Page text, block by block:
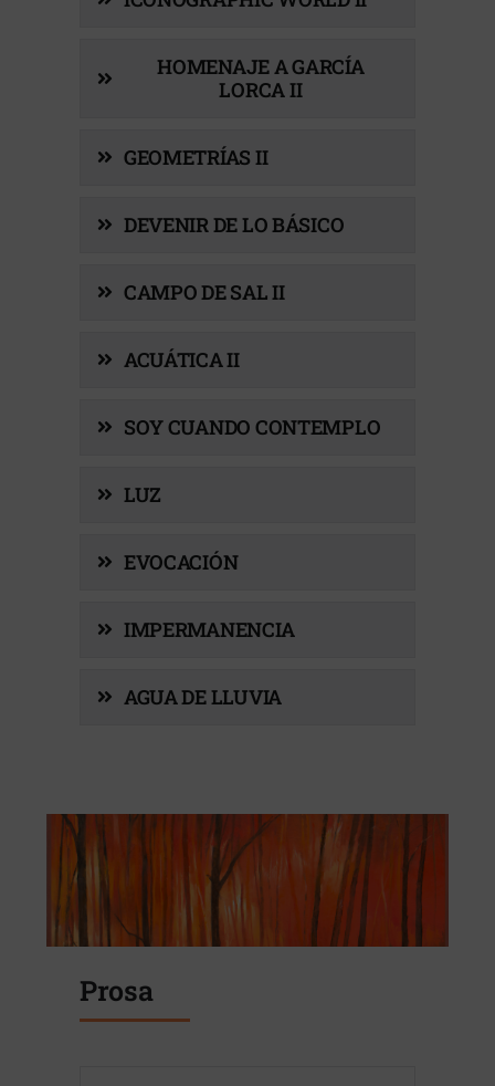
HOMENAJE A GARCÍA
LORCA II
GEOMETRÍAS II
DEVENIR DE LO BÁSICO
CAMPO DE SAL II
ACUÁTICA II
SOY CUANDO CONTEMPLO
LUZ
EVOCACIÓN
IMPERMANENCIA
AGUA DE LLUVIA
Prosa